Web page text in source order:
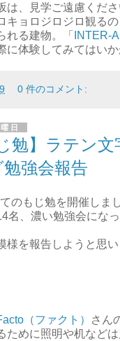
は、見学ご遠慮くだ
キョロジロジロ観るの
れる建物。「
INTER-
に体験してみてはいか
0 件のコメント:
日
勉】ラテン
強会報告
のもじ勉を開催しま
名、濃い勉強会にな
様を報告しようと思い
（ファクト）
さん
ために照明や机など